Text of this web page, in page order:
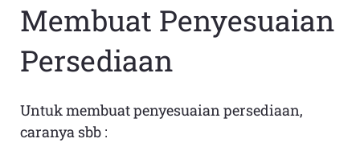
Membuat Penyesuaian
Persediaan
Untuk membuat penyesuaian persediaan,
caranya sbb :